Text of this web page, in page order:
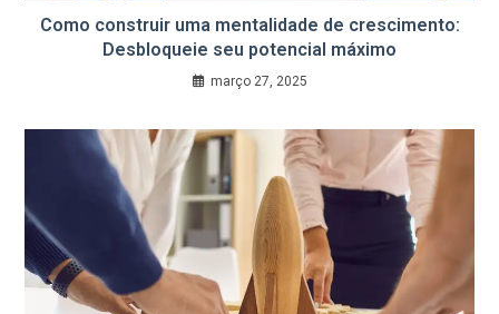
Como construir uma mentalidade de crescimento:
Desbloqueie seu potencial máximo
março 27, 2025